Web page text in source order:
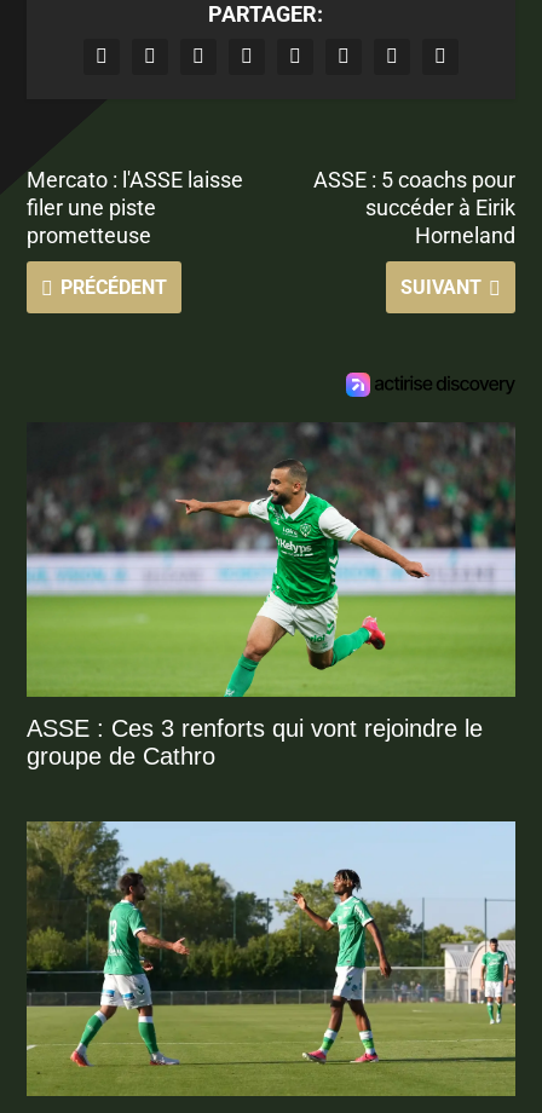
PARTAGER:
Mercato : l'ASSE laisse
filer une piste
prometteuse
PRÉCÉDENT
ASSE : 5 coachs pour
succéder à Eirik
Horneland
SUIVANT
ASSE : Ces 3 renforts qui vont rejoindre le
groupe de Cathro